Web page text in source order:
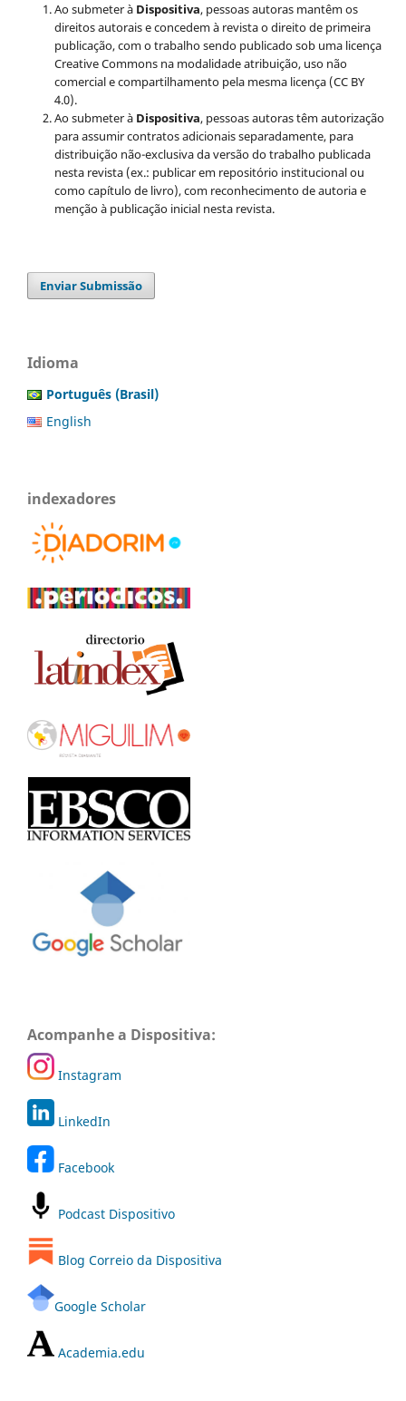
Ao submeter à Dispositiva, pessoas autoras mantêm os
direitos autorais e concedem à revista o direito de primeira
publicação, com o trabalho sendo publicado sob uma licença
Creative Commons na modalidade atribuição, uso não
comercial e compartilhamento pela mesma licença (CC BY
4.0).
Ao submeter à Dispositiva, pessoas autoras têm autorização
para assumir contratos adicionais separadamente, para
distribuição não-exclusiva da versão do trabalho publicada
nesta revista (ex.: publicar em repositório institucional ou
como capítulo de livro), com reconhecimento de autoria e
menção à publicação inicial nesta revista.
Enviar Submissão
Idioma
Português (Brasil)
English
indexadores
Acompanhe a Dispositiva:
Instagram
LinkedIn
Facebook
Podcast Dispositivo
Blog Correio da Dispositiva
Google Scholar
Academia.edu